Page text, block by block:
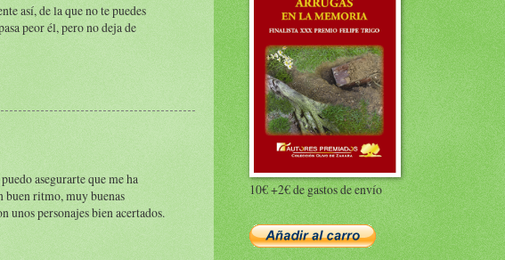
así, de la que no te puedes
peor él, pero no deja de
asegurarte que me ha
buen ritmo, muy buenas
unos personajes bien acertados.
10€ +2€ de gastos de envío